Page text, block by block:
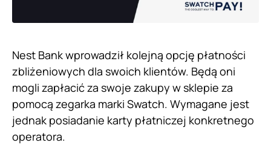
Nest Bank wprowadził kolejną opcję płatności
zbliżeniowych dla swoich klientów. Będą oni
mogli zapłacić za swoje zakupy w sklepie za
pomocą zegarka marki Swatch. Wymagane jest
jednak posiadanie karty płatniczej konkretnego
operatora.